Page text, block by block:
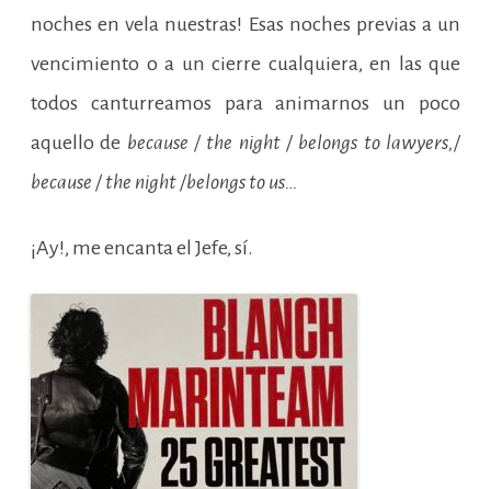
noches en vela nuestras! Esas noches previas a un
vencimiento o a un cierre cualquiera, en las que
todos canturreamos para animarnos un poco
aquello de because / the night / belongs to lawyers,/
because / the night /belongs to us…
¡Ay!, me encanta el Jefe, sí.